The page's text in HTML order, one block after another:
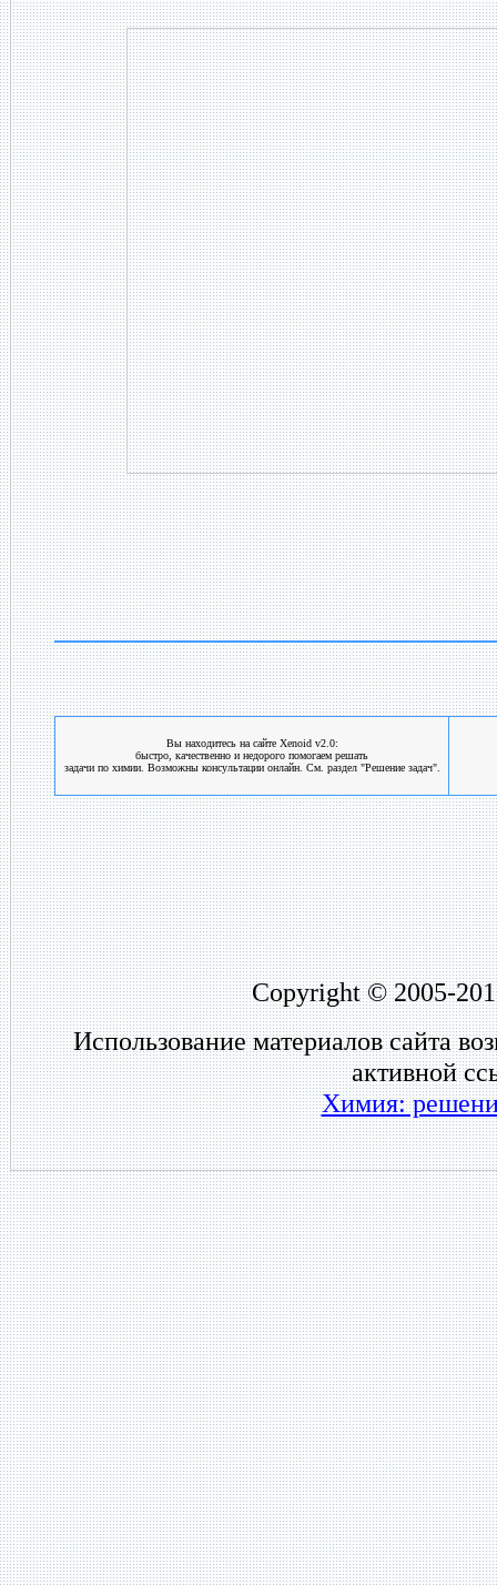
Вы находитесь на сайте Xenoid v2.0:
быстро, качественно и недорого помогаем решать
задачи по химии. Возможны консультации онлайн. См. раздел "Решение задач".
Copyright © 2005-
Использование материалов сайта
активной
Химия: